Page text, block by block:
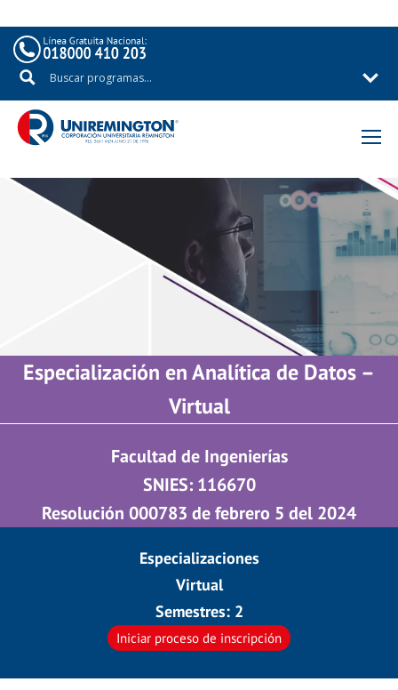
Especialización en Analítica de Datos –
Virtual
Facultad de Ingenierías
SNIES: 116670
Resolución 000783 de febrero 5 del 2024
Especializaciones
Virtual
Semestres: 2
Iniciar proceso de inscripción